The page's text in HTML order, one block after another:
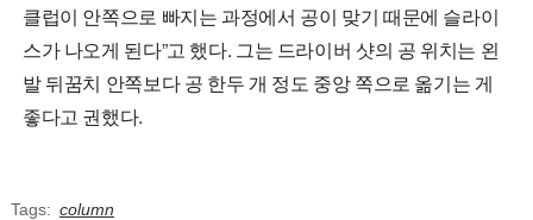
클럽이 안쪽으로 빠지는 과정에서 공이 맞기 때문에 슬라이
스가 나오게 된다”고 했다. 그는 드라이버 샷의 공 위치는 왼
발 뒤꿈치 안쪽보다 공 한두 개 정도 중앙 쪽으로 옮기는 게
좋다고 권했다.
Tags: column